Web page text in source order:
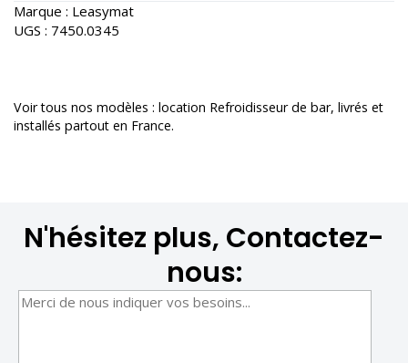
Marque : Leasymat
UGS : 7450.0345
Voir tous nos modèles : location Refroidisseur de bar, livrés et
installés partout en France.
N'hésitez plus, Contactez-
nous: